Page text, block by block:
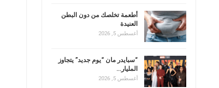
أطعمة تخلصك من دون البطن
العنيدة
أغسطس 5, 2026
“سبايدر مان “يوم جديد” يتجاوز
المليار…
أغسطس 5, 2026